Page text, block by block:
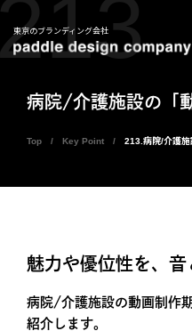
東京のブランディング会社
病院/介護施設の「
Top Key Point 213.病院/介護施
魅力や優位性を、音
病院/介護施設の動画制作
紹介します。